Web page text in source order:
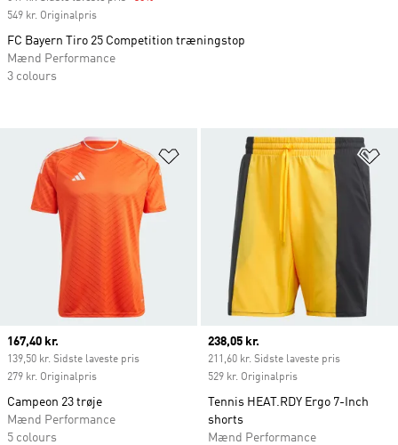
Føj til ønskeliste
Current price
167,40 kr.
139,50 kr. Sidste laveste pris
279 kr. Originalpris
Campeon 23 trøje
Mænd Performance
5 colours
Current price
238,05 kr.
211,60 kr. Sidste laveste pris
529 kr. Originalpris
Tennis HEAT.RDY Ergo 7-Inch
shorts
Mænd Performance
549 kr. Originalpris
FC Bayern Tiro 25 Competition træningstop
Mænd Performance
3 colours